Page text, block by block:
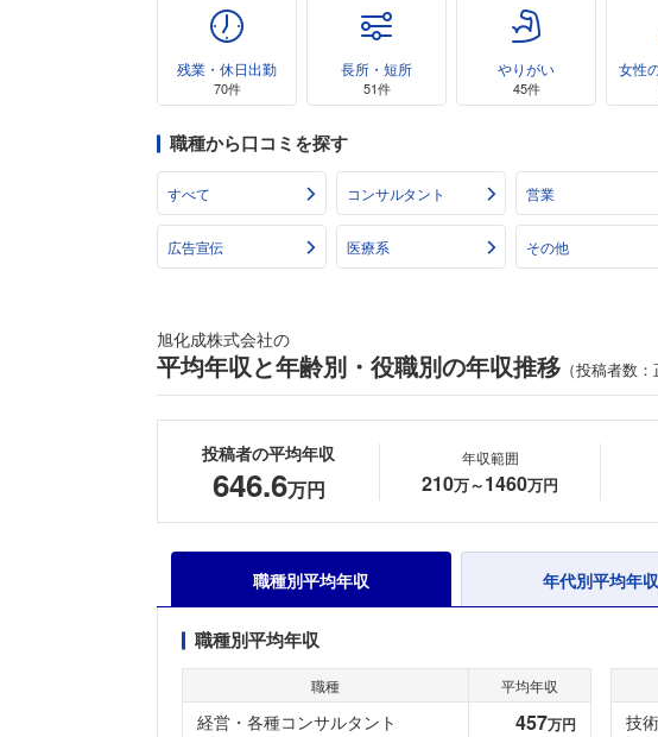
残業・休日出勤
70件
長所・短所
51件
やりがい
45件
女性
職種から口コミを探す
すべて コンサルタント 営業
広告宣伝 医療系 その他
旭化成株式会社の
平均年収と年齢別・役職別の年収推移 （投稿者数
投稿者の平均年収
646.6万円
年収範囲
210万～1460万円
職種別平均年収 年代別平均年収
職種別平均年収
職種 平均年収
経営・各種コンサルタント 457万円 技